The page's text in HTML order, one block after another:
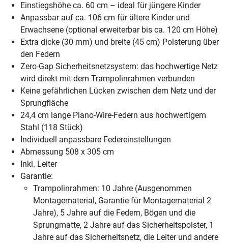
Einstiegshöhe ca. 60 cm – ideal für jüngere Kinder
Anpassbar auf ca. 106 cm für ältere Kinder und
Erwachsene (optional erweiterbar bis ca. 120 cm Höhe)
Extra dicke (30 mm) und breite (45 cm) Polsterung über
den Federn
Zero-Gap Sicherheitsnetzsystem: das hochwertige Netz
wird direkt mit dem Trampolinrahmen verbunden
Keine gefährlichen Lücken zwischen dem Netz und der
Sprungfläche
24,4 cm lange Piano-Wire-Federn aus hochwertigem
Stahl (118 Stück)
Individuell anpassbare Federeinstellungen
Abmessung 508 x 305 cm
Inkl. Leiter
Garantie:
Trampolinrahmen: 10 Jahre (Ausgenommen
Montagematerial, Garantie für Montagematerial 2
Jahre), 5 Jahre auf die Federn, Bögen und die
Sprungmatte, 2 Jahre auf das Sicherheitspolster, 1
Jahre auf das Sicherheitsnetz, die Leiter und andere